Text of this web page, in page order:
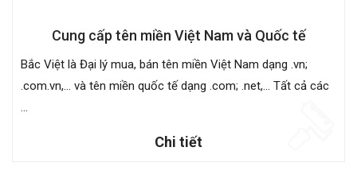
Cung cấp tên miền Việt Nam và Quốc tế
Bắc Việt là Đại lý mua, bán tên miền Việt Nam dạng .vn;
.com.vn,... và tên miền quốc tế dạng .com; .net,... Tất cả các
...
Chi tiết